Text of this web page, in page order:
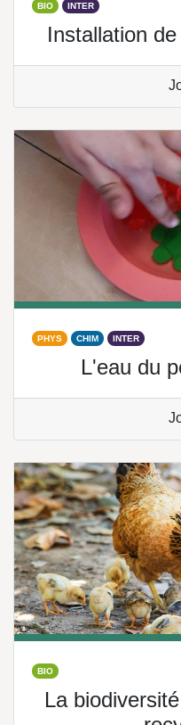
BIO INTER
Installation
PHYS CHIM INTER
L'eau du
BIO
La